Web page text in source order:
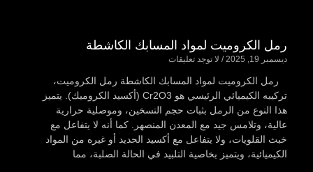
رمل الكروميت لمواد المسابك الكاشطة
ديسمبر 19, 2025 لا توجد تعليقات
رمل الكروميت لمواد المسابك الكاشطة رمل الكروميت،
تركيبه الكيميائي الرئيسي هو Cr2O3 (أكسيد الكروميك). يتميز
هذا النوع من الرمل بثبات حجم التسخين، وموصلية حرارية
عالية، وتلامس جيد مع المعدن المنصهر. كما أنه لا يتفاعل مع
خبث القلويات، ولا يتفاعل مع أكسيد الحديد أو غيره من المواد
الكيميائية، ويتميز بخاصية التلبيد في الحالة الصلبة، مما